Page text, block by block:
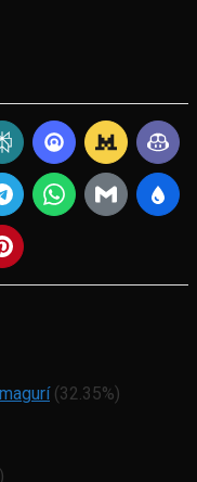
(32.35%)